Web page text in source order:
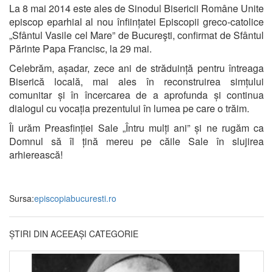
La 8 mai 2014 este ales de Sinodul Bisericii Române Unite
episcop eparhial al nou înființatei Episcopii greco-catolice
„Sfântul Vasile cel Mare” de Bucureşti, confirmat de Sfântul
Părinte Papa Francisc, la 29 mai.
Celebrăm, așadar, zece ani de străduință pentru întreaga
Biserică locală, mai ales în reconstruirea simțului
comunitar și în încercarea de a aprofunda și continua
dialogul cu vocația prezentului în lumea pe care o trăim.
Îi urăm Preasfinției Sale „Întru mulți ani” și ne rugăm ca
Domnul să îl țină mereu pe căile Sale în slujirea
arhierească!
Sursa:episcopiabucuresti.ro
ȘTIRI DIN ACEEAȘI CATEGORIE